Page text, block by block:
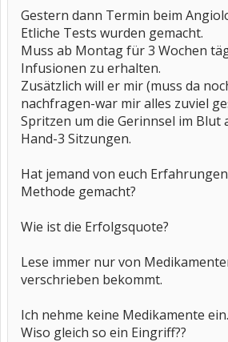
Gestern dann Termin beim
Etliche Tests wurden gemacht.
Muss ab Montag für 3 Wochen
Infusionen zu erhalten.
Zusätzlich will er mir (muss da
nachfragen-war mir alles zuviel
Spritzen um die Gerinnsel im Blut
Hand-3 Sitzungen.
Hat jemand von euch
Methode gemacht?
Wie ist die Erfolgsquote?
Lese immer nur von
verschrieben bekommt.
Ich nehme keine Medikamente ein.
Wiso gleich so ein Eingriff??